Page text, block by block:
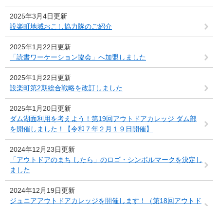
2025年3月4日更新
設楽町地域おこし協力隊のご紹介
2025年1月22日更新
「読書ワーケーション協会」へ加盟しました
2025年1月22日更新
設楽町第2期総合戦略を改訂しました
2025年1月20日更新
ダム湖面利用を考えよう！第19回アウトドアカレッジ ダム部
を開催しました！【令和７年２月１９日開催】
2024年12月23日更新
「アウトドアのまち したら」のロゴ・シンボルマークを決定し
ました
2024年12月19日更新
ジュニアアウトドアカレッジを開催します！（第18回アウトド